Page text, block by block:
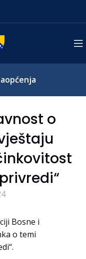
o
Bosne i
o temi